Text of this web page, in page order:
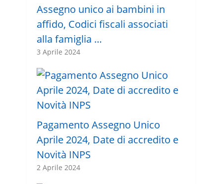
Assegno unico ai bambini in
affido, Codici fiscali associati
alla famiglia …
3 Aprile 2024
Pagamento Assegno Unico
Aprile 2024, Date di accredito e
Novità INPS
2 Aprile 2024